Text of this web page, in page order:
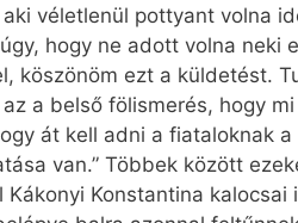
véletlenül pottyant volna
hogy ne adott volna
köszönöm ezt a küldetést.
a belső fölismerés, hogy
át kell adni a fiataloknak
van.” Többek között
Konstantina